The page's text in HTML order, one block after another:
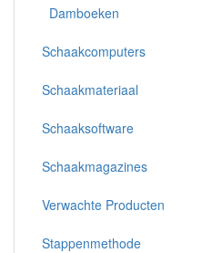
Damboeken
Schaakcomputers
Schaakmateriaal
Schaaksoftware
Schaakmagazines
Verwachte Producten
Stappenmethode